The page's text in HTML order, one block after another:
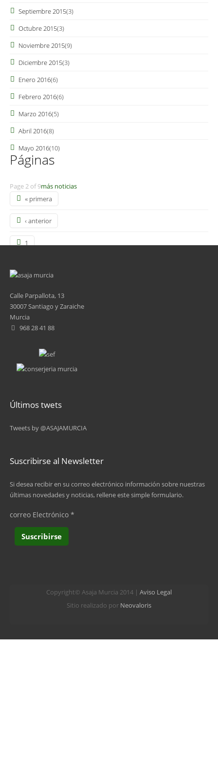
Septiembre 2015(3)
Octubre 2015(3)
Noviembre 2015(9)
Diciembre 2015(3)
Enero 2016(6)
Febrero 2016(6)
Marzo 2016(5)
Abril 2016(8)
Mayo 2016(10)
Páginas
Page 2 of 9
« primera
‹ anterior
1
4
5
siguiente ›
última »
más noticias
Calle Parpallota, 13
30007 Santiago y Zaraiche
Murcia
968 28 41 88
Últimos twets
Tweets by @ASAJAMURCIA
Suscribirse al Newsletter
Si desea recibir en su correo electrónico información sobre nuestras
últimas novedades y noticias, rellene este simple formulario.
correo Electrónico *
Copyright© Asaja Murcia 2014 | Aviso Legal
Sitio realizado por Neovaloris